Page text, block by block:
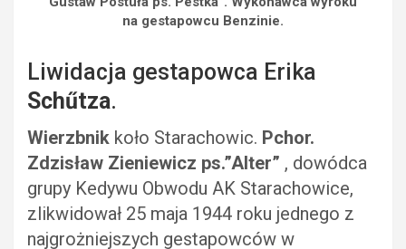
na gestapowcu Benzinie.
Liwidacja gestapowca Erika
Schűtza.
Wierzbnik koło Starachowic. Pchor.
Zdzisław Zieniewicz ps.”Alter” , dowódca
grupy Kedywu Obwodu AK Starachowice,
zlikwidował 25 maja 1944 roku jednego z
najgrożniejszych gestapowców w